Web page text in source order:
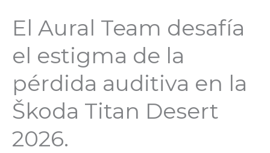
El Aural Team desafía
el estigma de la
pérdida auditiva en la
Škoda Titan Desert
2026.